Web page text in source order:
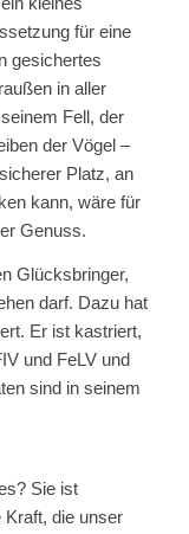
für eine
gesichertes
in aller
Fell, der
der Vögel –
Platz, an
kann, wäre für
Genuss.
Glücksbringer,
darf. Dazu hat
Er ist kastriert,
und FeLV und
sind in seinem
Sie ist
Kraft, die unser